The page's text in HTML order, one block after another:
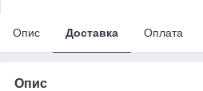
Опис Доставка Оплата
Опис